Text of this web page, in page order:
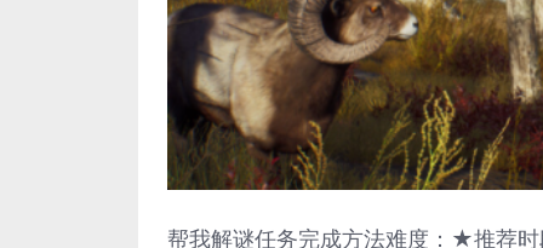
帮我解谜任务完成方法难度：★推荐